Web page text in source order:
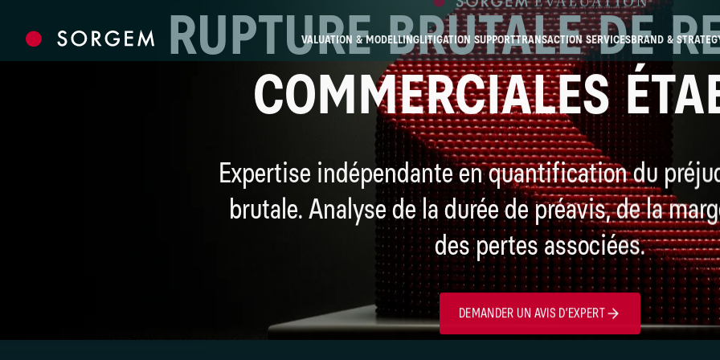
VALUATION & MODELLINGLITIGATION SUPPORTTRANSACTION SERVICESBRAND &
RUPTURE BRUTALE DE
COMMERCIALES
Expertise indépendante en quantification du
brutale. Analyse de la durée de préavis, de la
des pertes associées.
DEMANDER UN AVIS D’EXPERT